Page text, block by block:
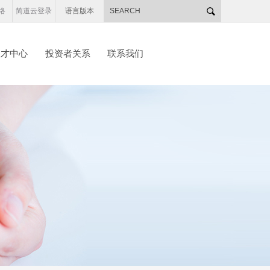
语言版本
简道云登录
中心 投资者关系 联系我们